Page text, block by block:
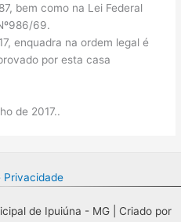
bem como na Lei Federal
69.
enquadra na ordem legal é
por esta casa
de 2017..
Privacidade
de Ipuiúna - MG | Criado por